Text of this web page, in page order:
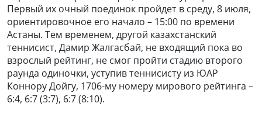
Первый их очный поединок пройдет в среду, 8 июля,
ориентировочное его начало – 15:00 по времени
Астаны. Тем временем, другой казахстанский
теннисист, Дамир Жалгасбай, не входящий пока во
взрослый рейтинг, не смог пройти стадию второго
раунда одиночки, уступив теннисисту из ЮАР
Коннору Дойгу, 1706-му номеру мирового рейтинга –
6:4, 6:7 (3:7), 6:7 (8:10).